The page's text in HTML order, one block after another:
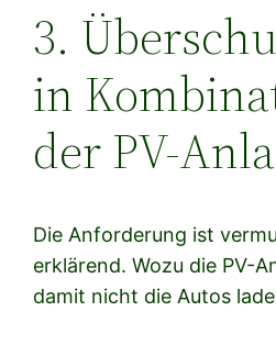
3.
in
der PV-
Die Anforderung ist
erklärend. Wozu die PV-
damit nicht die Autos